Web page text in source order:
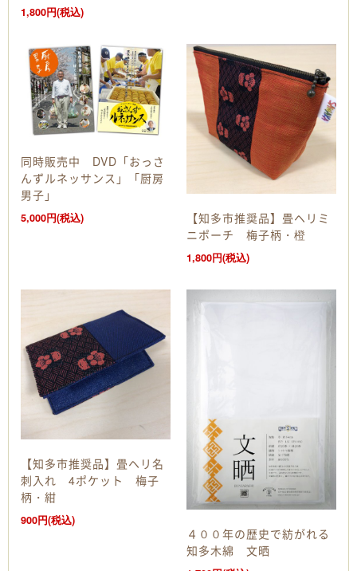
1,800円(税込)
同時販売中 DVD「おっさ
んずルネッサンス」「厨房
男子」
5,000円(税込)
【知多市推奨品】畳ヘリミ
ニポーチ 梅子柄・橙
1,800円(税込)
【知多市推奨品】畳ヘリ名
刺入れ 4ポケット 梅子
柄・紺
900円(税込)
４００年の歴史で紡がれる
知多木綿 文晒